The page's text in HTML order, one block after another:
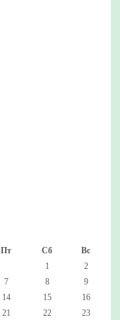
Пт Сб Вс
1
2
7 8
9
14 15
16
21 22
23